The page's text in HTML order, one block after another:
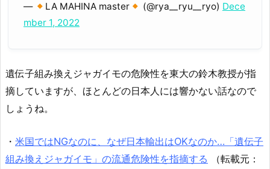
— LA MAHINA master (@rya__ryu__ryo) Dece
mber 1, 2022
遺伝子組み換えジャガイモの危険性を東大の鈴木教授が指
摘していますが、ほとんどの日本人には響かない話なので
しょうね。
・ 米国ではNGなのに、なぜ日本輸出はOKなのか…「遺伝子
組み換えジャガイモ」の流通危険性を指摘する （転載元：